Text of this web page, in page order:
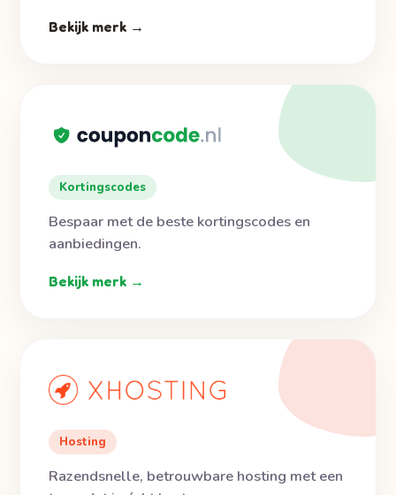
Bekijk merk →
Kortingscodes
Bespaar met de beste kortingscodes en
aanbiedingen.
Bekijk merk →
Hosting
Razendsnelle, betrouwbare hosting met een